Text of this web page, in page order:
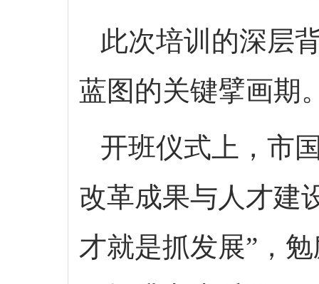
此次培训的深层
蓝图的关键擘画期
开班仪式上，市
改革成果与人才建
才就是抓发展”，